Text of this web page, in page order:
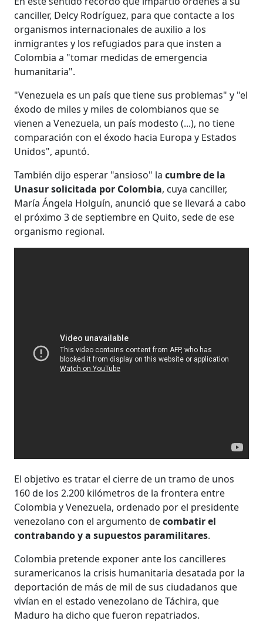
canciller, Delcy Rodríguez, para que contacte a los
organismos internacionales de auxilio a los
inmigrantes y los refugiados para que insten a
Colombia a "tomar medidas de emergencia
humanitaria".
"Venezuela es un país que tiene sus problemas" y "el
éxodo de miles y miles de colombianos que se
vienen a Venezuela, un país modesto (...), no tiene
comparación con el éxodo hacia Europa y Estados
Unidos", apuntó.
También dijo esperar "ansioso" la cumbre de la
Unasur solicitada por Colombia, cuya canciller,
María Ángela Holguín, anunció que se llevará a cabo
el próximo 3 de septiembre en Quito, sede de ese
organismo regional.
El objetivo es tratar el cierre de un tramo de unos
160 de los 2.200 kilómetros de la frontera entre
Colombia y Venezuela, ordenado por el presidente
venezolano con el argumento decombatir el
contrabando y a supuestos paramilitares.
Colombia pretende exponer ante los cancilleres
suramericanos la crisis humanitaria desatada por la
deportación de más de mil de sus ciudadanos que
vivían en el estado venezolano de Táchira, que
Maduro ha dicho que fueron repatriados.